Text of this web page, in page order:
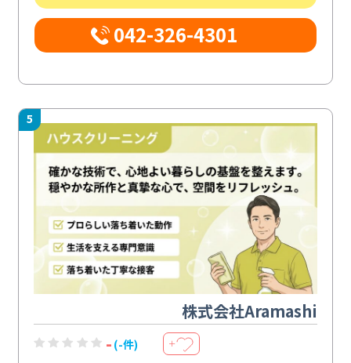
042-326-4301
5
株式会社Aramashi
- (-件) ＋